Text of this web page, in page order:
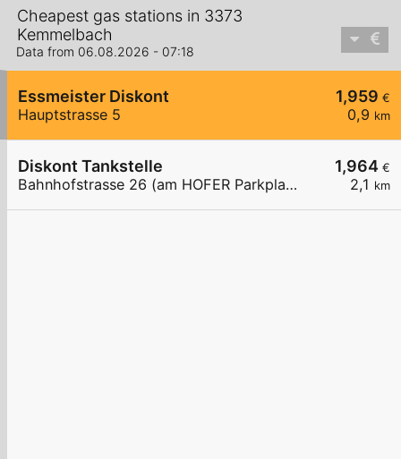
Cheapest gas stations in 3373
Kemmelbach
Data from 06.08.2026 - 07:18
1,959 €
0,9 km
Essmeister Diskont
Hauptstrasse 5
1,964 €
2,1 km
Diskont Tankstelle
Bahnhofstrasse 26 (am HOFER Parkplatz)